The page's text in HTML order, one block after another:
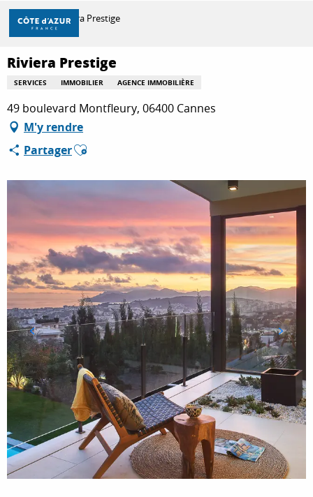
Aller
contenu
principal
DÉCOUVRIR
À FAIRE
SÉJOURNER
Accueil Riviera Prestige
Riviera Prestige
SERVICES IMMOBILIER AGENCE IMMOBILIÈRE
49 boulevard Montfleury, 06400 Cannes
M'y rendre
PartagerAjouter aux favoris